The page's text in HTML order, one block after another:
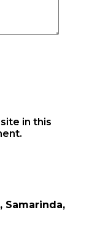
in this
Samarinda,